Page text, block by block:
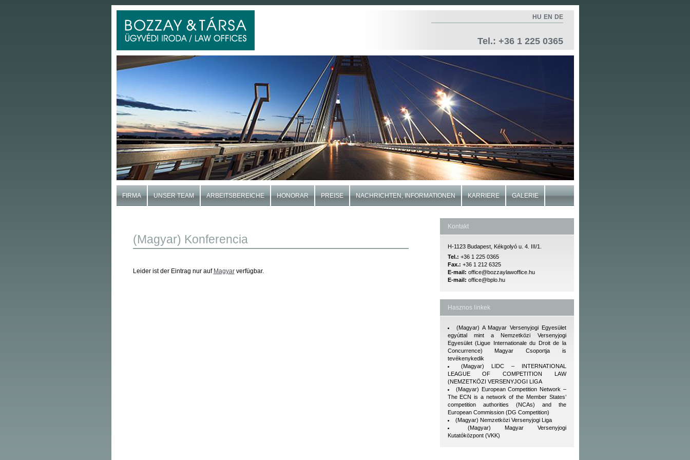
HU EN DE
Tel.: +36 1 225 0365
FIRMA UNSER TEAM ARBEITSBEREICHE HONORAR PREISE NACHRICHTEN, INFORMATIONEN KARRIERE GALERIE
(Magyar) Konferencia
Leider ist der Eintrag nur auf Magyarverfügbar.
Kontakt
H-1123 Budapest, Kékgolyó u. 4. III/1.
Tel.: +36 1 225 0365
Fax.: +36 1 212 6325
E-mail: office@bozzaylawoffice.hu
E-mail: office@bplo.hu
Hasznos linkek
(Magyar) A Magyar Versenyjogi Egyesület
egyúttal mint a Nemzetközi Versenyjogi
Egyesület (Ligue Internationale du Droit de la
Concurrence) Magyar Csoportja is
tevékenykedik
(Magyar) LIDC – INTERNATIONAL
LEAGUE OF COMPETITION LAW
(NEMZETKÖZI VERSENYJOGI LIGA
(Magyar) European Competition Network –
The ECN is a network of the Member States’
competition authorities (NCAs) and the
European Commission (DG Competition)
(Magyar) Nemzetközi Versenyjogi Liga
(Magyar) Magyar Versenyjogi
Kutatóközpont (VKK)